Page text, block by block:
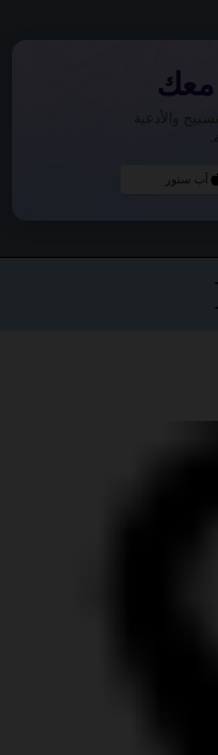
معك
والأدعية
آب ستور